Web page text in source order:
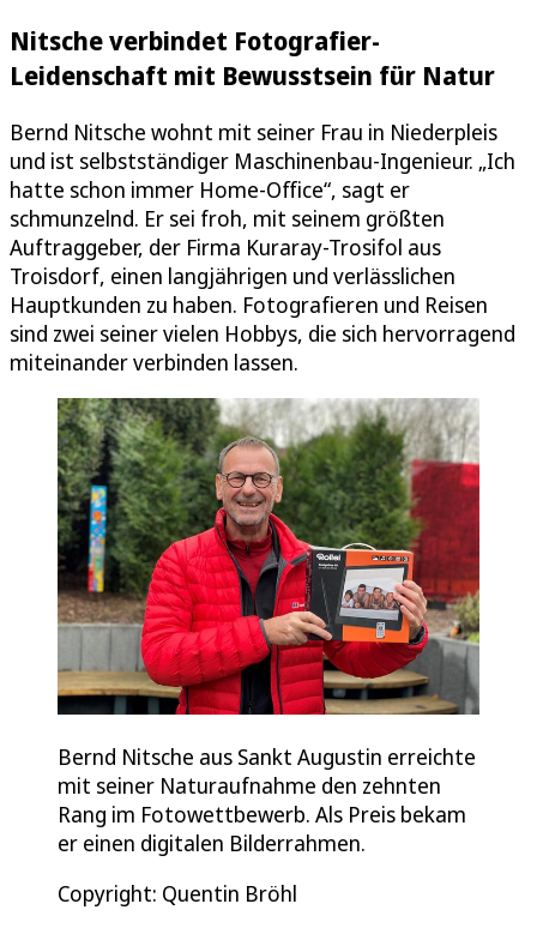
Nitsche verbindet Fotografier-
Leidenschaft mit Bewusstsein für Natur
Bernd Nitsche wohnt mit seiner Frau in Niederpleis
und ist selbstständiger Maschinenbau-Ingenieur. „Ich
hatte schon immer Home-Office“, sagt er
schmunzelnd. Er sei froh, mit seinem größten
Auftraggeber, der Firma Kuraray-Trosifol aus
Troisdorf, einen langjährigen und verlässlichen
Hauptkunden zu haben. Fotografieren und Reisen
sind zwei seiner vielen Hobbys, die sich hervorragend
miteinander verbinden lassen.
Bernd Nitsche aus Sankt Augustin erreichte
mit seiner Naturaufnahme den zehnten
Rang im Fotowettbewerb. Als Preis bekam
er einen digitalen Bilderrahmen.
Copyright: Quentin Bröhl